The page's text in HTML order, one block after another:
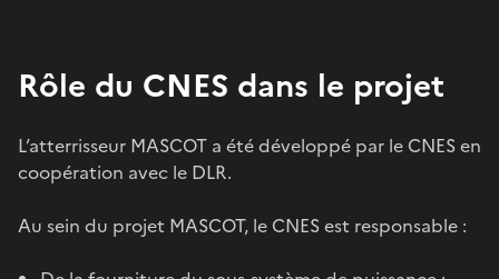
Rôle du CNES dans le projet
L’atterrisseur MASCOT a été développé par le CNES en
coopération avec le DLR.
Au sein du projet MASCOT, le CNES est responsable :